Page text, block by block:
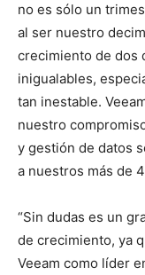
no es sólo un
al ser nuestro
crecimiento de dos
inigualables,
tan inestable.
nuestro
y gestión de datos
a nuestros más de
“Sin dudas es un
de crecimiento, ya
Veeam como líder